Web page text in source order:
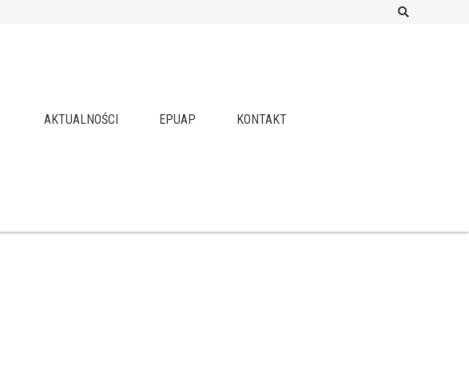
AKTUALNOŚCI EPUAP KONTAKT